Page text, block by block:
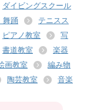
ダイビングスクール
舞踊
テニスス
ピアノ教室
写
書道教室
楽器
画教室
編み物
陶芸教室
音楽